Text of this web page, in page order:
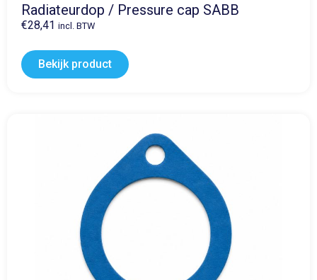
Radiateurdop / Pressure cap SABB
€28,41 incl. BTW
Bekijk product